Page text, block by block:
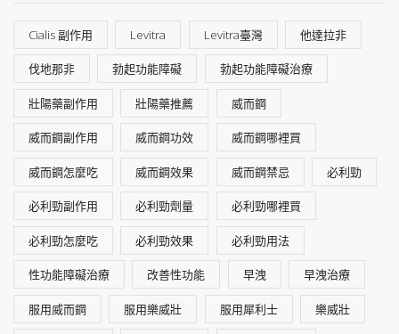
Cialis 副作用 Levitra Levitra臺灣 他達拉非
伐地那非 勃起功能障礙 勃起功能障礙治療
壯陽藥副作用 壯陽藥推薦 威而鋼
威而鋼副作用 威而鋼功效 威而鋼哪裡買
威而鋼怎麼吃 威而鋼效果 威而鋼禁忌 必利勁
必利勁副作用 必利勁劑量 必利勁哪裡買
必利勁怎麼吃 必利勁效果 必利勁用法
性功能障礙治療 改善性功能 早洩 早洩治療
服用威而鋼 服用樂威壯 服用犀利士 樂威壯